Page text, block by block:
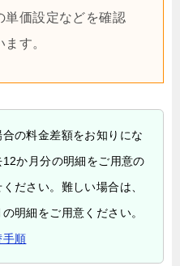
単価設定などを確認
す。
の料金差額をお知りにな
12か月分の明細をご用意の
ださい。難しい場合は、
明細をご用意ください。
手順